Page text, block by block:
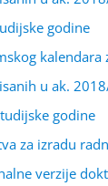
godine
kalendara
u ak.
godine
za izradu
verzije